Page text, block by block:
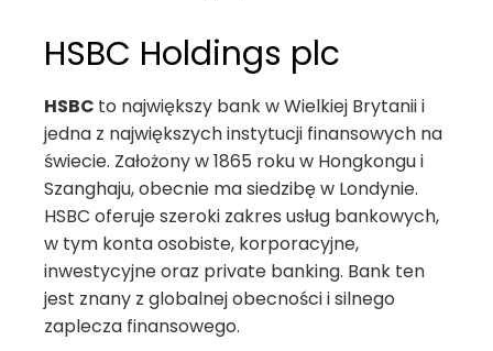
HSBC Holdings plc
HSBC to największy bank w Wielkiej Brytanii i
jedna z największych instytucji finansowych na
świecie. Założony w 1865 roku w Hongkongu i
Szanghaju, obecnie ma siedzibę w Londynie.
HSBC oferuje szeroki zakres usług bankowych,
w tym konta osobiste, korporacyjne,
inwestycyjne oraz private banking. Bank ten
jest znany z globalnej obecności i silnego
zaplecza finansowego.